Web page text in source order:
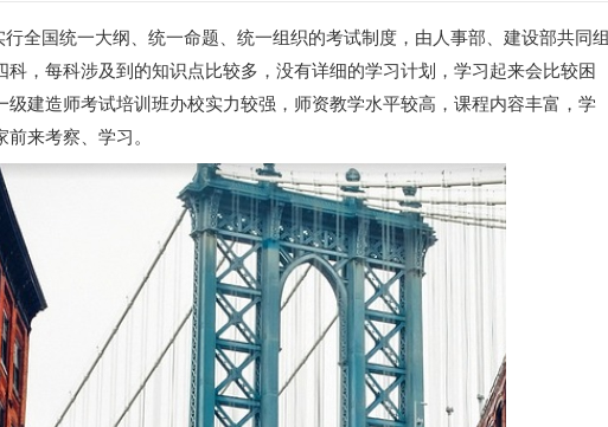
全国统一大纲、统一命题、统一组织的考试制度，由人事部、建设部共同组
，每科涉及到的知识点比较多，没有详细的学习计划，学习起来会比较困
建造师考试培训班办校实力较强，师资教学水平较高，课程内容丰富，学
来考察、学习。